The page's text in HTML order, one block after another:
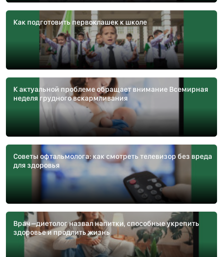
Как подготовить первоклашек к школе
К актуальной проблеме обращает внимание Всемирная
неделя грудного вскармливания
Советы офтальмолога: как смотреть телевизор без вреда
для здоровья
Врач –диетолог назвал напитки, способные укрепить
здоровье и продлить жизнь